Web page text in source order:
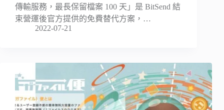
傳輸服務，最長保留檔案 100 天」是 BitSend 結
束營運後官方提供的免費替代方案，…
2022-07-21